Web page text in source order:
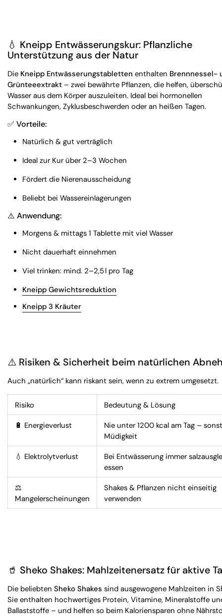
💧 Kneipp Entwässerungskur: Pflanzliche
Unterstützung aus der Natur
Die Kneipp Entwässerungstabletten enthalten Brennnessel-
Grünteeextrakt – zwei bewährte Pflanzen, die helfen,
Wasser aus dem Körper auszuleiten. Ideal bei hormonellen
Schwankungen, Zyklusbeschwerden oder an heißen Tagen.
✅ Vorteile:
Natürlich & gut verträglich
Ideal zur Kur über 2–3 Wochen
Fördert die Nierenausscheidung
Beliebt bei Wassereinlagerungen
⚠️ Anwendung:
Morgens & mittags 1 Tablette mit viel Wasser
Nicht dauerhaft einnehmen
Viel trinken: mind. 2–2,5 l pro Tag
Kneipp Gewichtsreduktion
Kneipp 3 Kräuter
⚠️ Risiken & Sicherheit beim natürlichen
Auch „natürlich“ kann riskant sein, wenn zu extrem umgesetzt.
Risiko Bedeutung & Lösung
🔋 Energieverlust
Nie unter 1200 kcal am Tag – sonst
Müdigkeit
💧 Elektrolytverlust
Bei Entwässerung immer
essen
⚖️
Mangelerscheinungen
Shakes & Pflanzen nicht einseitig
verwenden
🥤 Sheko Shakes: Mahlzeitenersatz für aktive
Die beliebten Sheko Shakes sind ausgewogene Mahlzeiten in
Sie enthalten hochwertiges Protein, Vitamine, Mineralstoffe
Ballaststoffe – und helfen so beim Kaloriensparen ohne